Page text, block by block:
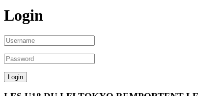
Login